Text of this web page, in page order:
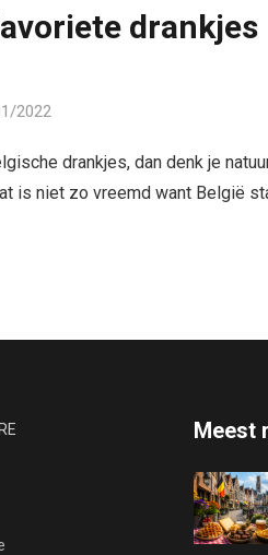
2022
drankjes, dan denk je
is niet zo vreemd want België
Meest